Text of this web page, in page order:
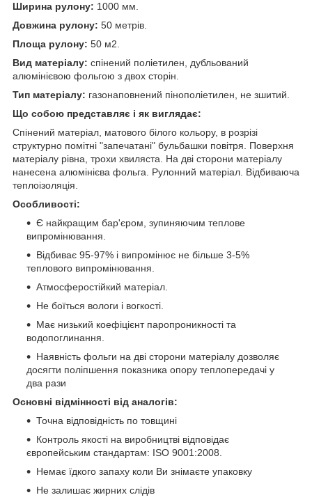
Ширина рулону: 1000 мм.
Довжина рулону: 50 метрів.
Площа рулону: 50 м2.
Вид матеріалу: спінений поліетилен, дубльований
алюмінієвою фольгою з двох сторін.
Тип матеріалу: газонаповнений пінополіетилен, не зшитий.
Що собою представляє і як виглядає:
Спінений матеріал, матового білого кольору, в розрізі
структурно помітні "запечатані" бульбашки повітря. Поверхня
матеріалу рівна, трохи хвиляста. На дві сторони матеріалу
нанесена алюмінієва фольга. Рулонний матеріал. Відбиваюча
теплоізоляція.
Особливості:
Є найкращим бар'єром, зупиняючим теплове
випромінювання.
Відбиває 95-97% і випромінює не більше 3-5%
теплового випромінювання.
Атмосферостійкий матеріал.
Не боїться вологи і вогкості.
Має низький коефіцієнт паропроникності та
водопоглинання.
Наявність фольги на дві сторони матеріалу дозволяє
досягти поліпшення показника опору теплопередачі у
два рази
Основні відмінності від аналогів:
Точна відповідність по товщині
Контроль якості на виробництві відповідає
європейським стандартам: ISO 9001:2008.
Немає їдкого запаху коли Ви знімаєте упаковку
Не залишає жирних слідів